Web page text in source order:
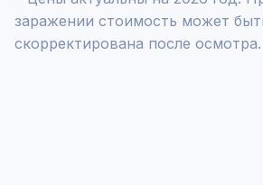
заражении стоимость может
скорректирована после осмотра.